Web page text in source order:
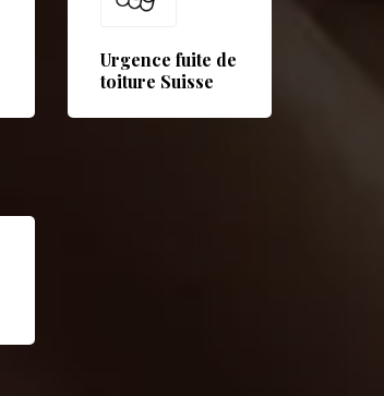
Urgence fuite de
toiture Suisse